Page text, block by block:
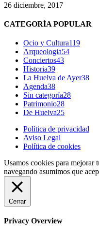
26 diciembre, 2017
CATEGORÍA POPULAR
Ocio y Cultura119
Arqueologia54
Conciertos43
Historia39
La Huelva de Ayer38
Agenda38
Sin categoría28
Patrimonio28
De Huelva25
Política de privacidad
Aviso Legal
Política de cookies
Usamos cookies para mejorar
navegando asumimos que
Cerrar
Privacy Overview